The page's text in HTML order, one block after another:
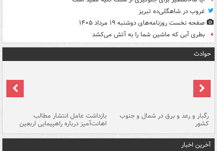
غروب در شاهگلی‌ده تبریز
صفحه نخست روزنامه‌های دوشنبه ۱۹ مرداد ۱۴۰۵
بطری آبی که ماشین شما را به آتش می‌کشد
حوادث
رگبار و رعد و برق در شمال و جنوب
کشور
بازداشت عامل انتشار مطالب
اهانت‌آمیز درباره راهپیمایی اربعین
آخرین اخبار